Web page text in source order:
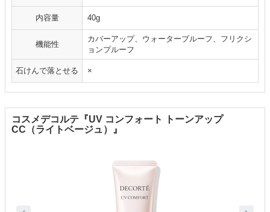
内容量 40g
機能性
カバーアップ、ウォータープルーフ、フリクシ
ョンプルーフ
石けんで落とせる ×
コスメデコルテ『UV コンフォート トーンアップ
CC（ライトベージュ）』